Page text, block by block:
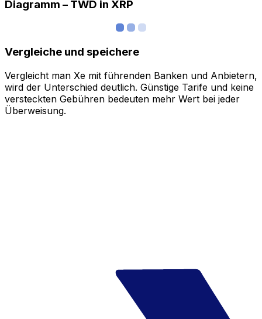
Diagramm – TWD in XRP
Vergleiche und speichere
Vergleicht man Xe mit führenden Banken und Anbietern,
wird der Unterschied deutlich. Günstige Tarife und keine
versteckten Gebühren bedeuten mehr Wert bei jeder
Überweisung.